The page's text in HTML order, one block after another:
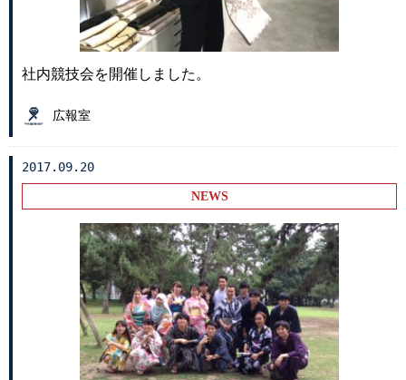
社内競技会を開催しました。
広報室
2017.09.20
NEWS